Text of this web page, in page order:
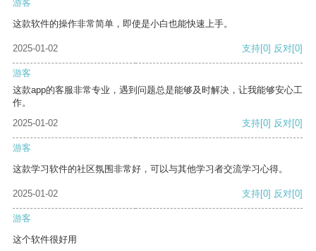
游客
这款软件的操作非常简单，即使是小白也能快速上手。
2025-01-02 支持[0] 反对[0]
游客
这款app的客服非常专业，遇到问题总是能够及时解决，让我能够安心工
作。
2025-01-02
支持[0] 反对[0]
游客
这款学习软件的社区氛围非常好，可以与其他学习者交流学习心得。
2025-01-02 支持[0] 反对[0]
游客
这个软件很好用